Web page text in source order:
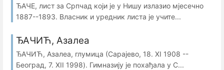
ЂАЧЕ, лист за Српчад који је у Нишу излазио мјесечно
1887--1893. Власник и уредник листа је учите...
ЂАЧИЋ, Азалеа
ЂАЧИЋ, Азалеа, глумица (Сарајево, 18. XI 1908 --
Београд, 7. XII 1998). Гимназију је похађала у С...